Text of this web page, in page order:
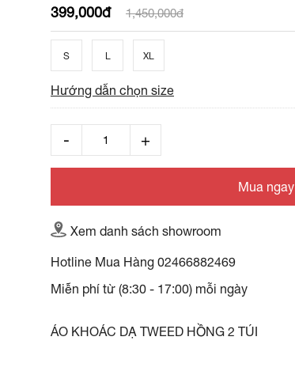
399,000đ 1,450,000đ
S L XL
Hướng dẫn chọn size
Mua ngay
Xem danh sách showroom
Hotline Mua Hàng 02466882469
Miễn phí từ (8:30 - 17:00) mỗi ngày
ÁO KHOÁC DẠ TWEED HỒNG 2 TÚI